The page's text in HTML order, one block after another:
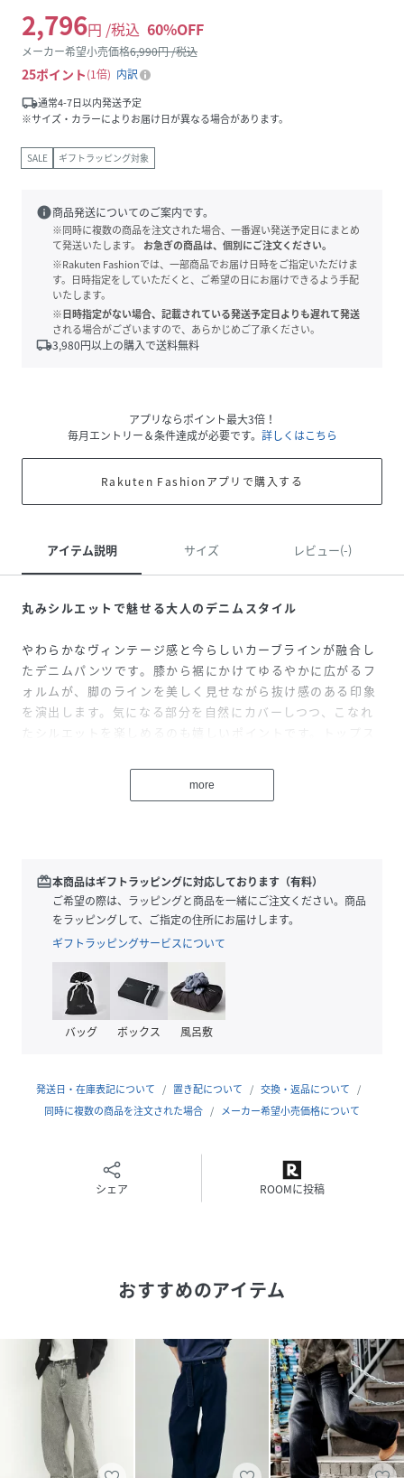
2,796円 /税込 60%OFF
メーカー希望小売価格6,990円 /税込
25ポイント 1倍
内訳
local_shipping通常4-7日以内発送予定
※サイズ・カラーによりお届け日が異なる場合があります。
SALE ギフトラッピング対象
info商品発送についてのご案内です。
※同時に複数の商品を注文された場合、一番遅い発送予定日にまとめ
て発送いたします。
お急ぎの商品は、個別にご注文ください。
※Rakuten Fashionでは、一部商品でお届け日時をご指定いただけま
す。日時指定をしていただくと、ご希望の日にお届けできるよう手配
いたします。
※日時指定がない場合、記載されている発送予定日よりも遅れて発送
される場合がございますので、あらかじめご了承ください。
local_shipping3,980円以上の購入で送料無料
アプリならポイント最大3倍！
毎月エントリー＆条件達成が必要です。 詳しくはこちら
Rakuten Fashionアプリで購入する
アイテム説明 サイズ レビュー(-)
丸みシルエットで魅せる大人のデニムスタイル
やわらかなヴィンテージ感と今らしいカーブラインが融合し
たデニムパンツです。膝から裾にかけてゆるやかに広がるフ
ォルムが、脚のラインを美しく見せながら抜け感のある印象
を演出します。気になる部分を自然にカバーしつつ、こなれ
たシルエットを楽しめるのも嬉しいポイントです。トップス
イテムと合わせたリラックスコーデにも好相性です。季節を
問わず活躍し、着回し力の高さでワードローブに重宝しま
生地の厚さ[普通]
光沢感[なし]
伸縮性[ややあり]
裏地[なし]
ポケット[あり]
※モデル着用画像は、光の当たり具合で色味が違って見える
場合がございます。
26SS
more
redeem本商品はギフトラッピングに対応しております（有料）
ご希望の際は、ラッピングと商品を一緒にご注文ください。商品
をラッピングして、ご指定の住所にお届けします。
ギフトラッピングサービスについて
バッグ ボックス 風呂敷
発送日・在庫表記について 置き配について
交換・返品について
同時に複数の商品を注文された場合
メーカー希望小売価格について
シェア ROOMに投稿
おすすめのアイテム